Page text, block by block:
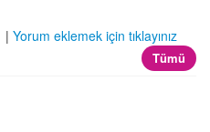
| Yorum eklemek için tıklayınız
Tümü